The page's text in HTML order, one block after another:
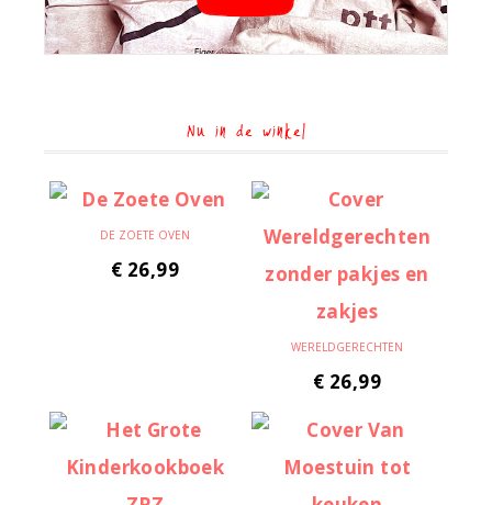
Nu in de winkel
DE ZOETE OVEN
€ 26,99
WERELDGERECHTEN
€ 26,99